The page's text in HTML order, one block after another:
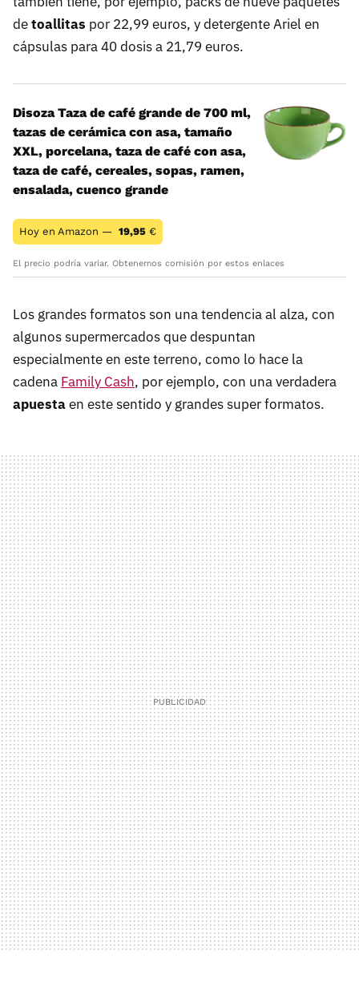
detoallitas por 22,99 euros, y detergente Ariel en
cápsulas para 40 dosis a 21,79 euros.
Disoza Taza de café grande de 700 ml,
tazas de cerámica con asa, tamaño
XXL, porcelana, taza de café con asa,
taza de café, cereales, sopas, ramen,
ensalada, cuenco grande
Hoy en Amazon — 19,95 €
El precio podría variar. Obtenemos comisión por estos enlaces
Los grandes formatos son una tendencia al alza, con
algunos supermercados que despuntan
especialmente en este terreno, como lo hace la
cadena Family Cash, por ejemplo, con una verdadera
apuestaen este sentido y grandes super formatos.